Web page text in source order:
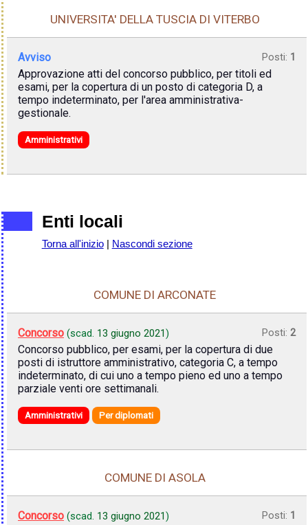
UNIVERSITA' DELLA TUSCIA DI VITERBO
Avviso Posti: 1
Approvazione atti del concorso pubblico, per titoli ed
esami, per la copertura di un posto di categoria D, a
tempo indeterminato, per l'area amministrativa-
gestionale.
Amministrativi
Enti locali
Torna all'inizio| Nascondi sezione
COMUNE DI ARCONATE
Concorso (scad. 13 giugno 2021) Posti: 2
Concorso pubblico, per esami, per la copertura di due
posti di istruttore amministrativo, categoria C, a tempo
indeterminato, di cui uno a tempo pieno ed uno a tempo
parziale venti ore settimanali.
Amministrativi Per diplomati
COMUNE DI ASOLA
Concorso (scad. 13 giugno 2021) Posti: 1